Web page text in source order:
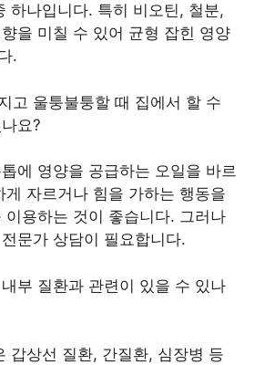
하나입니다. 특히 비오틴, 철분,
을 미칠 수 있어 균형 잡힌 영양
.
고 울퉁불퉁할 때 집에서 할 수
요?
에 영양을 공급하는 오일을 바르
게 자르거나 힘을 가하는 행동을
이용하는 것이 좋습니다. 그러나
문가 상담이 필요합니다.
부 질환과 관련이 있을 수 있나
갑상선 질환, 간질환, 심장병 등